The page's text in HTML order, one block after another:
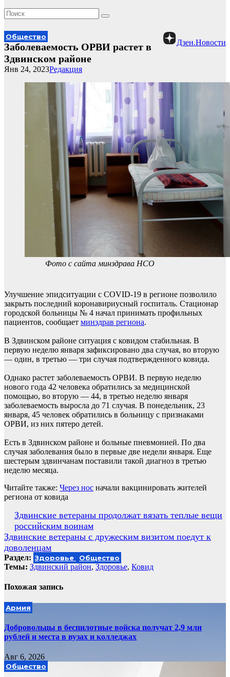
Дзен.Новости
Общество
Заболеваемость ОРВИ растет в
Здвинском районе
Редакция
Янв 24, 2023
Фото с сайта минздрава НСО
Улучшение эпидситуации с COVID-19 в регионе позволило
закрыть последний коронавириусный госпиталь. Стационар
городской больницы № 4 начал принимать профильных
пациентов, сообщает минздрав региона.
В Здвинском районе ситуация с ковидом стабильная. В
первую неделю января зафиксировано два случая, во вторую
— один, в третью — три случая подтвержденного ковида.
Однако растет заболеваемость ОРВИ. В первую неделю
нового года 42 человека обратились за медицинской
помощью, во вторую — 44, в третью неделю января
заболеваемость выросла до 71 случая. В понедельник, 23
января, 45 человек обратились в больницу с признаками
ОРВИ, из них пятеро детей.
Есть в Здвинском районе и больные пневмонией. По два
случая заболевания было в первые две недели января. Еще
шестерым здвинчанам поставили такой диагноз в третью
неделю месяца.
Читайте также: Через нос начали вакцинировать жителей
региона от ковида
Навигация
по
записям
Здвинские ветераны продолжат вязать теплые вещи
российским воинам
Здвинские ветераны с дружеским визитом поедут к
доволенцам
Раздел: Здоровье Общество
Темы: Здвинский район, Здоровье, Ковид
Похожая запись
Армия
Добровольцы в беспилотные войска получат 2,9 млн
рублей и места в вузах и колледжах
Авг 6, 2026
Общество